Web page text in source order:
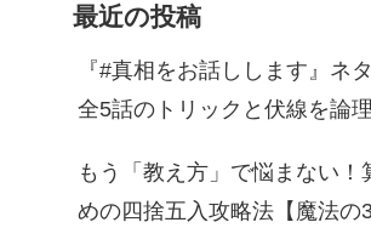
最近の投稿
『#真相をお話しします』ネ
全5話のトリックと伏線を論
もう「教え方」で悩まない！
めの四捨五入攻略法【魔法の3